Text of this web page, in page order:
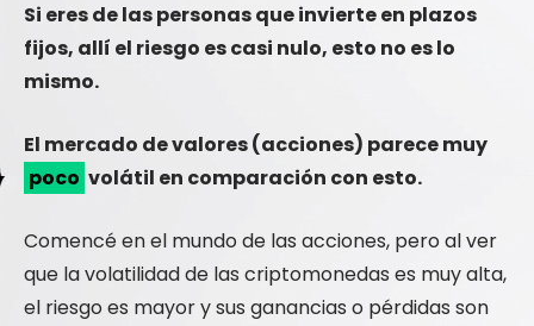
Si eres de las personas que invierte en plazos
fijos, allí el riesgo es casi nulo, esto no es lo
mismo.
El mercado de valores (acciones) parece muy
poco volátil en comparación con esto.
Comencé en el mundo de las acciones, pero al ver
que la volatilidad de las criptomonedas es muy alta,
el riesgo es mayor y sus ganancias o pérdidas son